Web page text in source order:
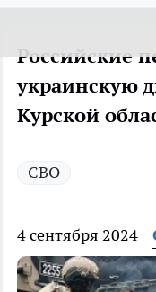
Российские
украинскую
Курской
СВО
4 сентября 2024